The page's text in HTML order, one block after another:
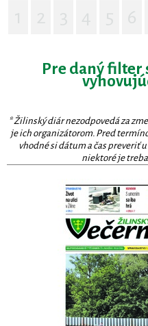
Pre daný filter
* Žilinský diár nezodpovedá za
je ich organizátorom. Pred
vhodné si dátum a čas preveriť
niektoré je